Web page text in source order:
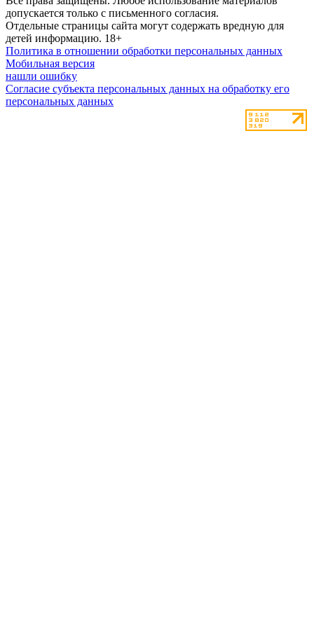
допускается только с письменного согласия.
Отдельные страницы сайта могут содержать вредную для
детей информацию. 18+
Политика в отношении обработки персональных данных
Мобильная версия
нашли ошибку
Согласие субъекта персональных данных на обработку его
персональных данных